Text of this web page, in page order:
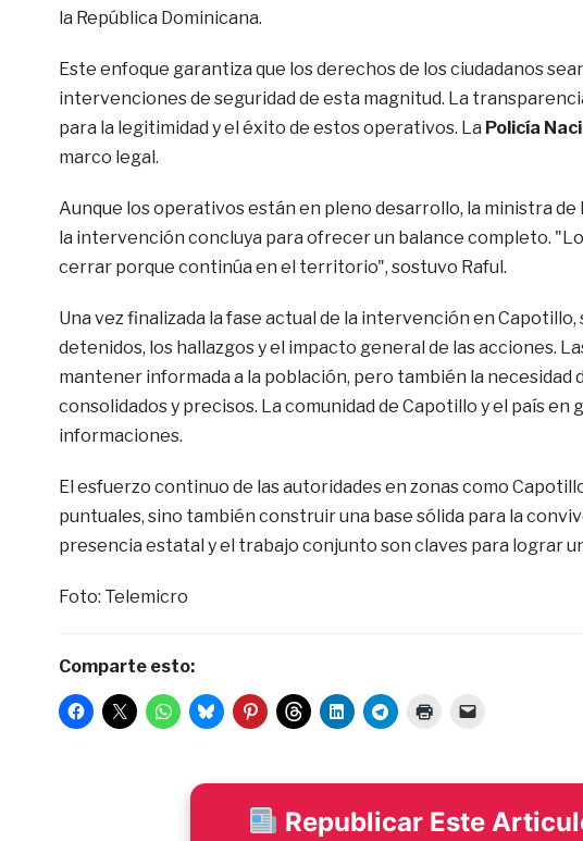
la República Dominicana.
Este enfoque garantiza que los derechos de los ciudadanos
intervenciones de seguridad de esta magnitud. La
para la legitimidad y el éxito de estos operativos. La Policía
marco legal.
Aunque los operativos están en pleno desarrollo, la ministra
la intervención concluya para ofrecer un balance completo.
cerrar porque continúa en el territorio", sostuvo Raful.
Una vez finalizada la fase actual de la intervención en
detenidos, los hallazgos y el impacto general de las acciones.
mantener informada a la población, pero también la
consolidados y precisos. La comunidad de Capotillo y el país
informaciones.
El esfuerzo continuo de las autoridades en zonas como
puntuales, sino también construir una base sólida para la
presencia estatal y el trabajo conjunto son claves para lograr
Foto: Telemicro
Comparte esto:
Republicar Este